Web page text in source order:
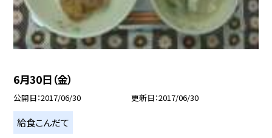
6月30日（金）
公開日 2017/06/30 更新日 2017/06/30
給食こんだて